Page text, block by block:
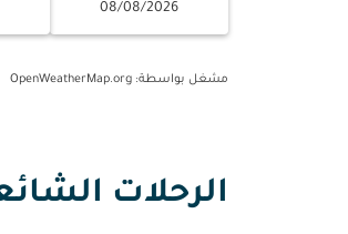
08/08/2026
مشغل بواسطة: OpenWeatherMap.org
الرحلات